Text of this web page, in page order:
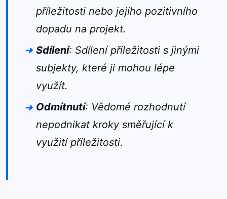
příležitosti nebo jejího pozitivního
dopadu na projekt.
Sdílení: Sdílení příležitosti s jinými
subjekty, které ji mohou lépe
využít.
Odmítnutí: Vědomé rozhodnutí
nepodnikat kroky směřující k
využití příležitosti.